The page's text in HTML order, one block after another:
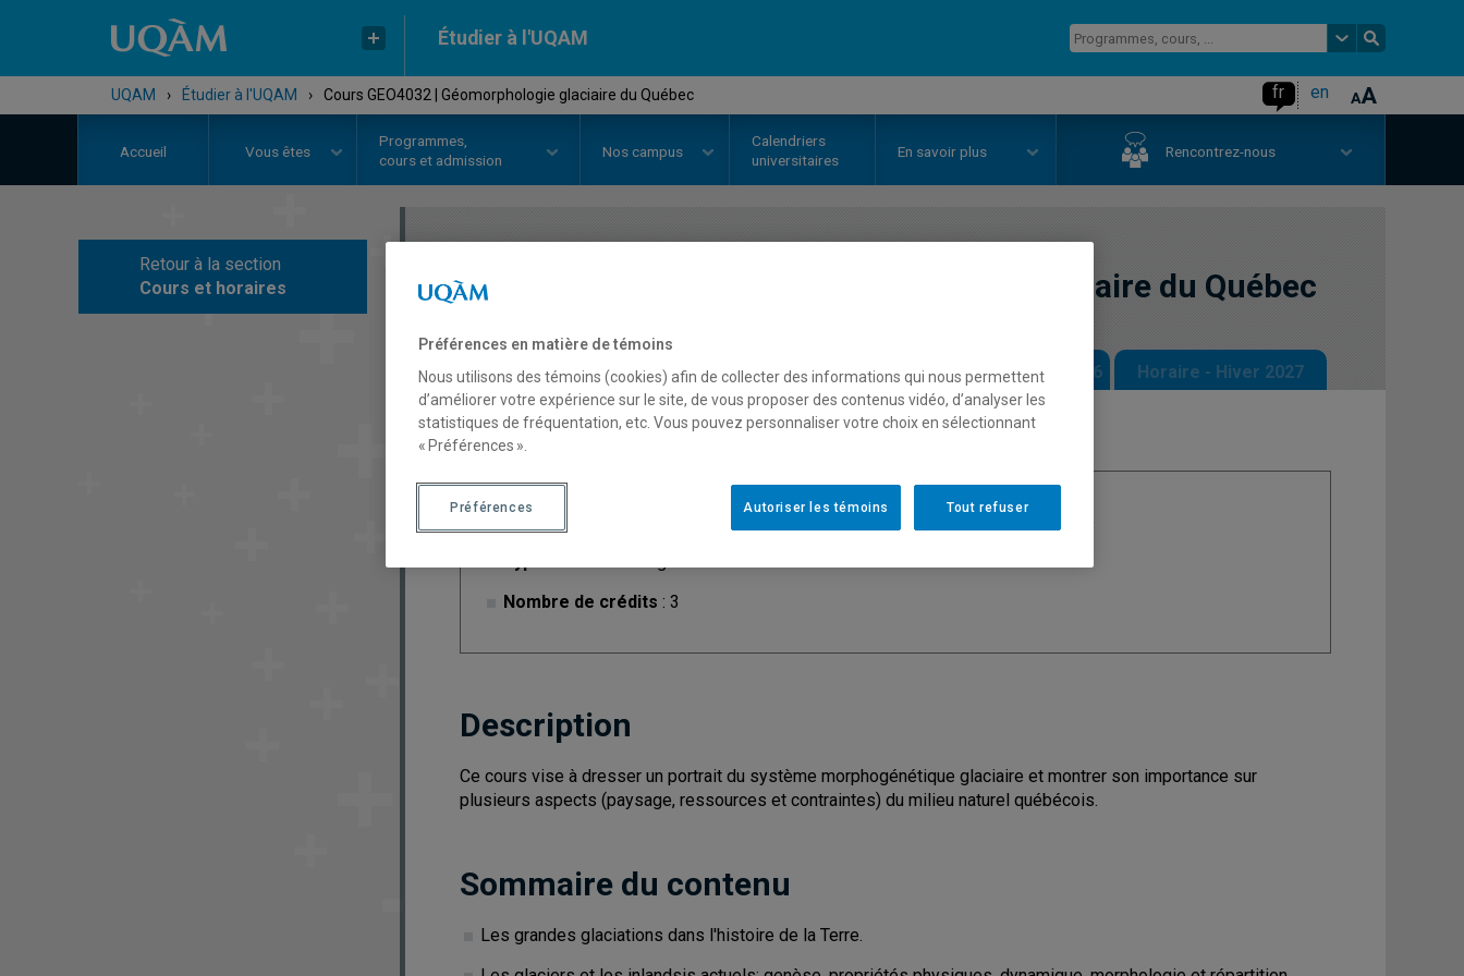
Étudier à l'UQAM
UQAM › Étudier à l'UQAM › Cours GEO4032 | Géomorphologie glaciaire du Québec fr en
Accueil Vous êtes
Programmes,
cours et admission
Nos campus
Calendriers
universitaires
En savoir plus Rencontrez-nous
Retour à la section
Cours et horaires
COURS Géomorphologie glaciaire du Québec
Description Horaire - Été 2026 Horaire - Automne 2026 Horaire - Hiver 2027
Nombre de crédits : 3
Description
Ce cours vise à dresser un portrait du système morphogénétique glaciaire et montrer son importance sur
plusieurs aspects (paysage, ressources et contraintes) du milieu naturel québécois.
Sommaire du contenu
Les grandes glaciations dans l'histoire de la Terre.
Préférences en matière de témoins
Nous utilisons des témoins (cookies) afin de collecter des informations qui nous permettent
d’améliorer votre expérience sur le site, de vous proposer des contenus vidéo, d’analyser les
statistiques de fréquentation, etc. Vous pouvez personnaliser votre choix en sélectionnant
« Préférences ».
Tout refuser
Autoriser les témoins
Préférences